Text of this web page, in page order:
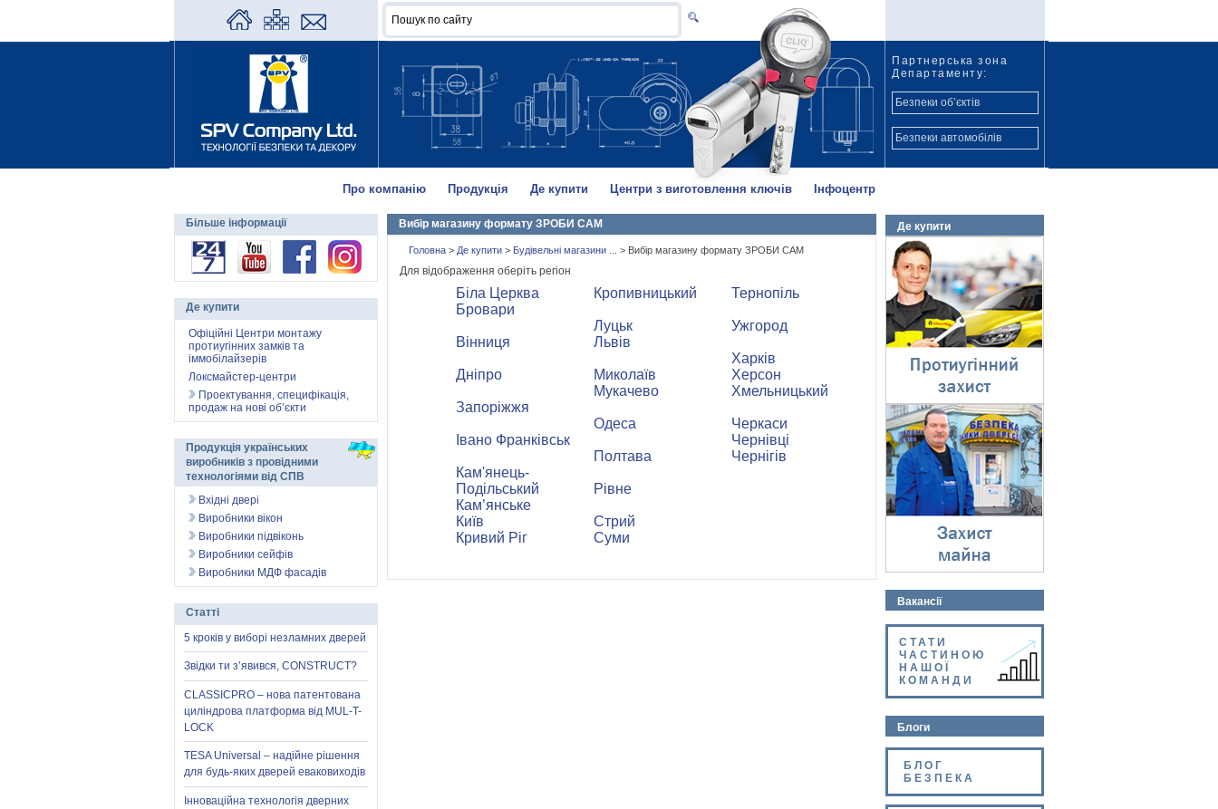
Партнерська зона
Департаменту:
Безпеки об’єктів
Безпеки автомобілів
Про компанію Продукція Де купити Центри з виготовлення ключів Інфоцентр
Вибір магазину формату ЗРОБИ САМ
Головна > Де купити > Будівельні магазини ... > Вибір магазину формату ЗРОБИ САМ
Для відображення оберіть регіон
Біла Церква
Бровари
Вінниця
Дніпро
Запоріжжя
Івано Франківськ
Кам'янець-
Подільський
Кам’янське
Київ
Кривий Ріг
Кропивницький
Луцьк
Львів
Миколаїв
Мукачево
Одеса
Полтава
Рівне
Стрий
Суми
Тернопіль
Ужгород
Харків
Херсон
Хмельницький
Черкаси
Чернівці
Чернігів
Де купити
Протиугінний захист
⇓
Захист майна
⇓
Вакансії
СТАТИ
ЧАСТИНОЮ
НАШОЇ
КОМАНДИ
Блоги
БЛОГ
БЕЗПЕКА
Більше інформації
Де купити
Офіційні Центри монтажу
протиугінних замків та
іммобілайзерів
Локсмайстер-центри
Проектування, специфікація,
продаж на нові об’єкти
Продукція українських
виробників з провідними
технологіями від СПВ
Вхідні двері
Виробники вікон
Виробники підвіконь
Виробники сейфів
Виробники МДФ фасадів
Статті
5 кроків у виборі незламних дверей
Звідки ти з’явився, CONSTRUCT?
CLASSICPRO – нова патентована
циліндрова платформа від MUL-T-
LOCK
TESA Universal – надійне рішення
для будь-яких дверей еваковиходів
Інноваційна технологія дверних